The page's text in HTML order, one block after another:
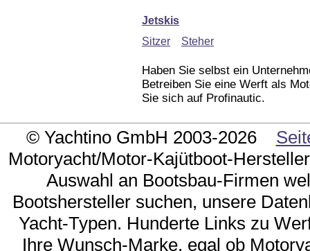
Jetskis
Sitzer
Steher
Haben Sie selbst ein
Betreiben Sie eine Werft als
Sie sich auf Profinautic.
© Yachtino GmbH 2003-2026
Motoryacht/Motor-Kajütboot-
Auswahl an Bootsbau-Firmen
Bootshersteller suchen, unsere
Yacht-Typen. Hunderte Links zu
Ihre Wunsch-Marke, egal ob